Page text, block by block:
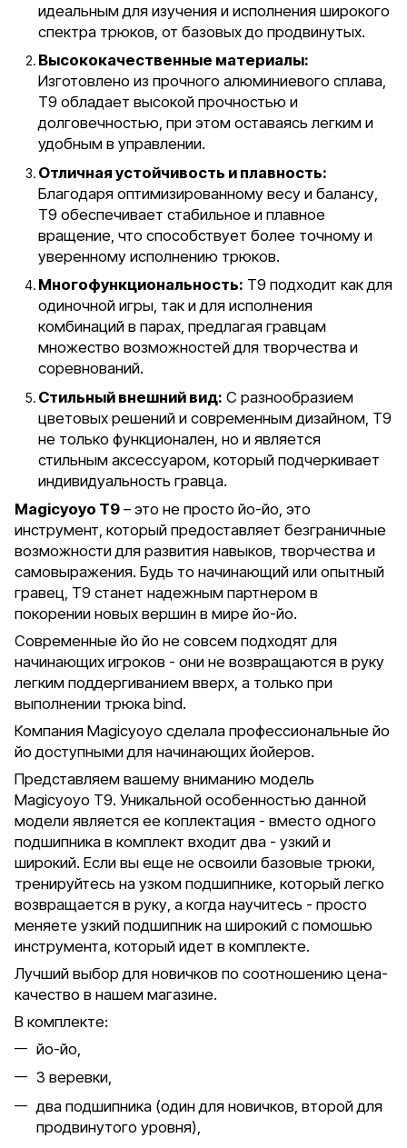
идеальным для изучения и исполнения широкого
спектра трюков, от базовых до продвинутых.
Высококачественные материалы:
Изготовлено из прочного алюминиевого сплава,
T9 обладает высокой прочностью и
долговечностью, при этом оставаясь легким и
удобным в управлении.
Отличная устойчивость и плавность:
Благодаря оптимизированному весу и балансу,
T9 обеспечивает стабильное и плавное
вращение, что способствует более точному и
уверенному исполнению трюков.
Многофункциональность: T9 подходит как для
одиночной игры, так и для исполнения
комбинаций в парах, предлагая гравцам
множество возможностей для творчества и
соревнований.
Стильный внешний вид: С разнообразием
цветовых решений и современным дизайном, T9
не только функционален, но и является
стильным аксессуаром, который подчеркивает
индивидуальность гравца.
Magicyoyo T9 – это не просто йо-йо, это
инструмент, который предоставляет безграничные
возможности для развития навыков, творчества и
самовыражения. Будь то начинающий или опытный
гравец, T9 станет надежным партнером в
покорении новых вершин в мире йо-йо.
Современные йо йо не совсем подходят для
начинающих игроков - они не возвращаются в руку
легким поддергиванием вверх, а только при
выполнении трюка bind.
Компания Magicyoyo сделала профессиональные йо
йо доступными для начинающих йойеров.
Представляем вашему вниманию модель
Magicyoyo T9. Уникальной особенностью данной
модели является ее коплектация - вместо одного
подшипника в комплект входит два - узкий и
широкий. Если вы еще не освоили базовые трюки,
тренируйтесь на узком подшипнике, который легко
возвращается в руку, а когда научитесь - просто
меняете узкий подшипник на широкий с помошью
инструмента, который идет в комплекте.
Лучший выбор для новичков по соотношению цена-
качество в нашем магазине.
В комплекте:
йо-йо,
3 веревки,
два подшипника (один для новичков, второй для
продвинутого уровня),